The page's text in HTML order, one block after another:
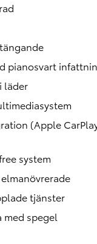
pianosvart
läder
(Apple
system
tjänster
med spegel